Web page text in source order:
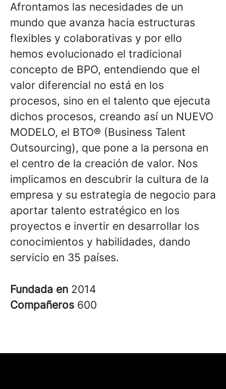
Afrontamos las necesidades de un
mundo que avanza hacia estructuras
flexibles y colaborativas y por ello
hemos evolucionado el tradicional
concepto de BPO, entendiendo que el
valor diferencial no está en los
procesos, sino en el talento que ejecuta
dichos procesos, creando así un NUEVO
MODELO, el BTO® (Business Talent
Outsourcing), que pone a la persona en
el centro de la creación de valor. Nos
implicamos en descubrir la cultura de la
empresa y su estrategia de negocio para
aportar talento estratégico en los
proyectos e invertir en desarrollar los
conocimientos y habilidades, dando
servicio en 35 países.
Fundada en 2014
Compañeros 600